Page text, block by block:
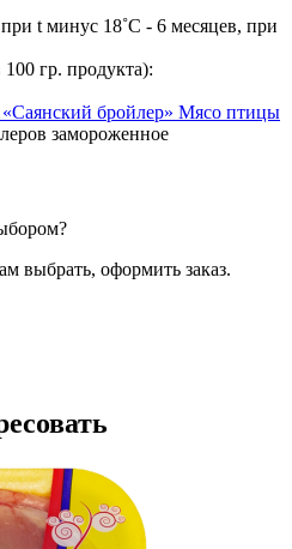
t минус 18˚С - 6 месяцев, при
гр. продукта):
бройлер» Мясо птицы
замороженное
выбрать, оформить заказ.